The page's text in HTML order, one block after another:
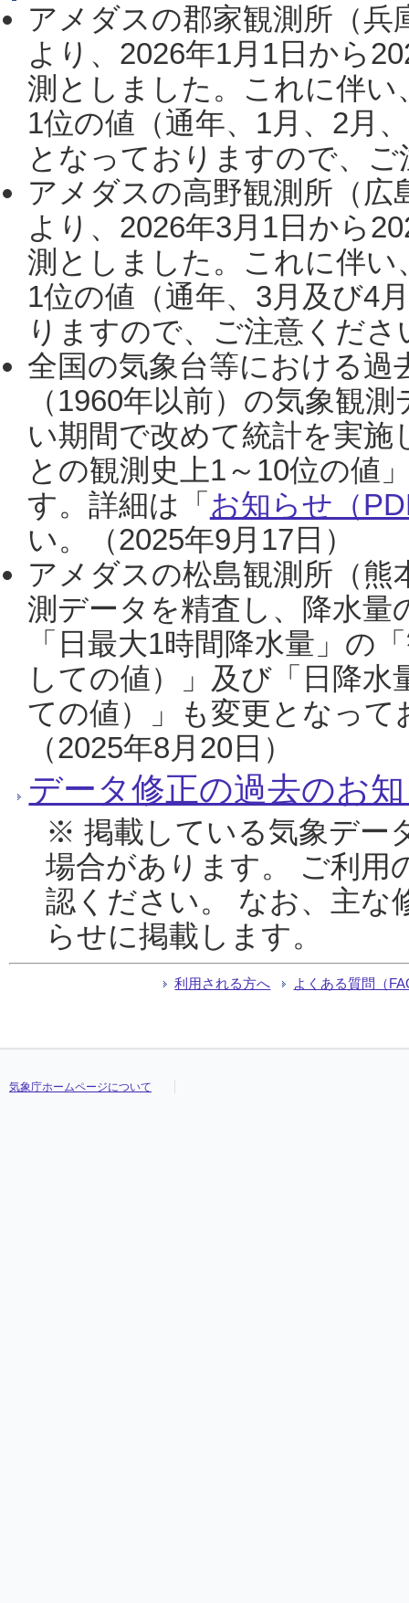
アメダスの郡家観測所（
より、2026年1月1日から
測としました。これに伴い
1位の値（通年、1月、2月
となっておりますので、
アメダスの高野観測所（
より、2026年3月1日から
測としました。これに伴い
1位の値（通年、3月及び4
りますので、ご注意くだ
全国の気象台等における過
（1960年以前）の気象観
い期間で改めて統計を実
との観測史上1～10位の値
す。詳細は「 お知らせ（
い。（2025年9月17日）
アメダスの松島観測所（熊
測データを精査し、降水
「日最大1時間降水量」の
しての値）」及び「日降
ての値）」も変更となっ
（2025年8月20日）
データ修正の過去のお
※ 掲載している気象デー
場合があります。 ご利用
認ください。 なお、主な
らせに掲載します。
利用される方へ よくある質問（
気象庁ホームページについて